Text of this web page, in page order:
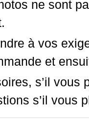
ne sont
à vos
et
s’il
s’il vous